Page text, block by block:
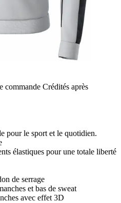
commande Crédités après
pour le sport et le quotidien.
élastiques pour une totale liberté
de serrage
et bas de sweat
avec effet 3D